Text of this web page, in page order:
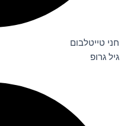
חני טייטלבום
גיל גרופ